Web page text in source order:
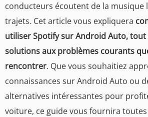
conducteurs écoutent de la musique
trajets. Cet article vous expliquera
utiliser Spotify sur Android Auto,
solutions aux problèmes courants
rencontrer. Que vous souhaitiez
connaissances sur Android Auto ou
alternatives intéressantes pour
voiture, ce guide vous fournira